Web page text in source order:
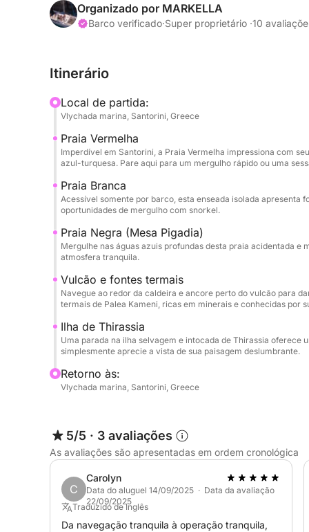
Deixe o dia se fundir com o Mar Egeu enquanto
sol, partindo do Porto de Vlychada, em
Este cruzeiro de 5 horas foi pensado para
Vermelha, Branca e Preta de Santorini, às fontes
Thirassia — tudo isso enquanto o sol começa a
Relaxe com uma taça de vinho, mergulhe em
transfer do hotel garantem uma noite tranquila e
Isto é mais do que um passeio de barco — é um
pores do sol mais deslumbrantes do mundo.
Transfer do hotel (ida e volta) incluído.
Menu de petiscos, frutas
Refrigerantes, cervejas e vinho de Santorini à
Jantar (Salada grega, pão grego, molho
frango ou carne de porco, camarão saganaki,
batatas, sobremesa).
Bebidas alcoólicas premium à sua escolha
Peixe fresco/Lagosta (cobrança à parte)
Ajustes no passeio ao seu gosto
Serviços especiais: Sob consulta.
Nota: O itinerário pode sofrer alterações
Organizado por MARKELLA
Barco verificado·Super proprietário ·10
Itinerário
Local de partida:
Vlychada marina, Santorini, Greece
Praia Vermelha
Imperdível em Santorini, a Praia Vermelha impressiona com
azul-turquesa. Pare aqui para um mergulho rápido ou uma
Praia Branca
Acessível somente por barco, esta enseada isolada
oportunidades de mergulho com snorkel.
Praia Negra (Mesa Pigadia)
Mergulhe nas águas azuis profundas desta praia acidentada e
atmosfera tranquila.
Vulcão e fontes termais
Navegue ao redor da caldeira e ancore perto do vulcão para
termais de Palea Kameni, ricas em minerais e conhecidas por
Ilha de Thirassia
Uma parada na ilha selvagem e intocada de Thirassia oferece
simplesmente aprecie a vista de sua paisagem deslumbrante.
Retorno às:
Vlychada marina, Santorini, Greece
5/5 · 3 avaliações
As avaliações são apresentadas em ordem cronológica
C
Carolyn
Data do aluguel 14/09/2025 · Data da avaliação
22/09/2025
Traduzido de Inglês
Da navegação tranquila à operação tranquila,